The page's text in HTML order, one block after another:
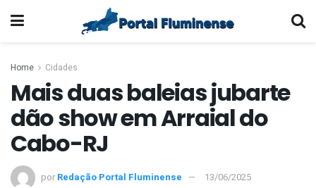
Home Cidades
Mais duas baleias jubarte
dão show em Arraial do
Cabo-RJ
por Redação Portal Fluminense 13/06/2025